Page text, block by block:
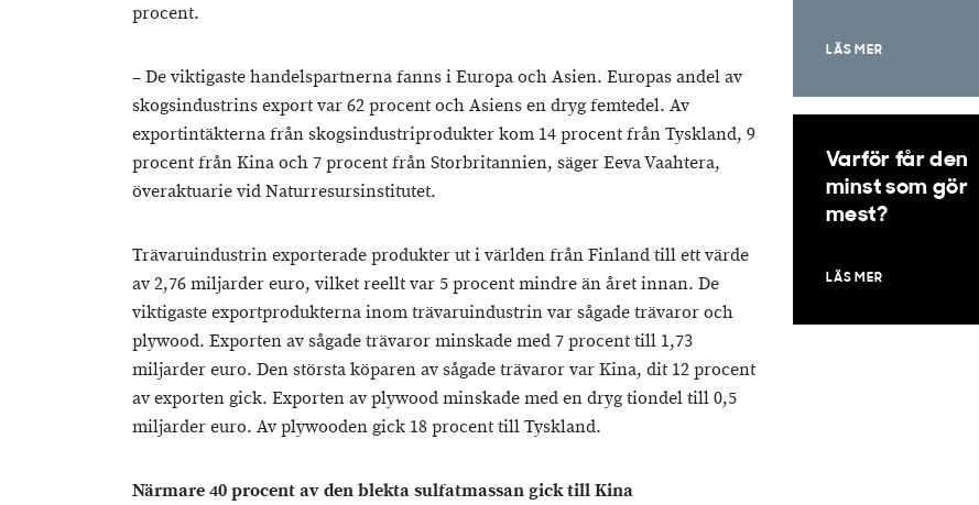
procent.
– De viktigaste handelspartnerna fanns i Europa och Asien. Europas andel av
skogsindustrins export var 62 procent och Asiens en dryg femtedel. Av
exportintäkterna från skogsindustriprodukter kom 14 procent från Tyskland, 9
procent från Kina och 7 procent från Storbritannien, säger Eeva Vaahtera,
överaktuarie vid Naturresursinstitutet.
Trävaruindustrin exporterade produkter ut i världen från Finland till ett värde
av 2,76 miljarder euro, vilket reellt var 5 procent mindre än året innan. De
viktigaste exportprodukterna inom trävaruindustrin var sågade trävaror och
plywood. Exporten av sågade trävaror minskade med 7 procent till 1,73
miljarder euro. Den största köparen av sågade trävaror var Kina, dit 12 procent
av exporten gick. Exporten av plywood minskade med en dryg tiondel till 0,5
miljarder euro. Av plywooden gick 18 procent till Tyskland.
Närmare 40 procent av den blekta sulfatmassan gick till Kina
LÄS MER
Varför får den
minst som gör
mest?
LÄS MER